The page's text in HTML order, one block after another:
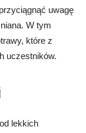
uwagę
W tym
które z
uczestników.
lekkich